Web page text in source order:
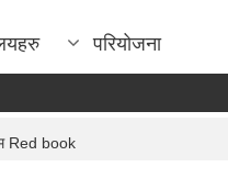
परियोजना
Red book